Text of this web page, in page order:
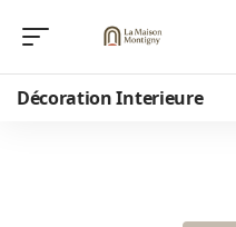
Décoration Interieure